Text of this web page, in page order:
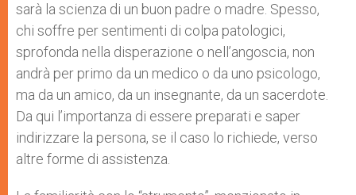
sarà la scienza di un buon padre o madre. Spesso,
chi soffre per sentimenti di colpa patologici,
sprofonda nella disperazione o nell’angoscia, non
andrà per primo da un medico o da uno psicologo,
ma da un amico, da un insegnante, da un sacerdote.
Da qui l’importanza di essere preparati e saper
indirizzare la persona, se il caso lo richiede, verso
altre forme di assistenza.